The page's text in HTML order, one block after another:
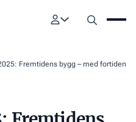
Fremtidens bygg – med fortiden